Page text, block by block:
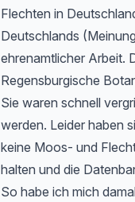
Flechten in
Deutschlands
ehrenamtlicher Arbeit.
Regensburgische
Sie waren schnell
werden. Leider haben
keine Moos- und
halten und die
So habe ich mich